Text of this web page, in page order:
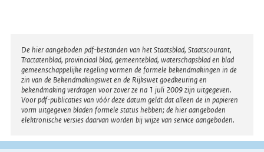
e
l
i
n
k
:
Disclaimer
De hier aangeboden pdf-bestanden van het Staatsblad, Staatscourant,
Tractatenblad, provinciaal blad, gemeenteblad, waterschapsblad en blad
gemeenschappelijke regeling vormen de formele bekendmakingen in de
zin van de Bekendmakingswet en de Rijkswet goedkeuring en
bekendmaking verdragen voor zover ze na 1 juli 2009 zijn uitgegeven.
Voor pdf-publicaties van vóór deze datum geldt dat alleen de in papieren
vorm uitgegeven bladen formele status hebben; de hier aangeboden
elektronische versies daarvan worden bij wijze van service aangeboden.